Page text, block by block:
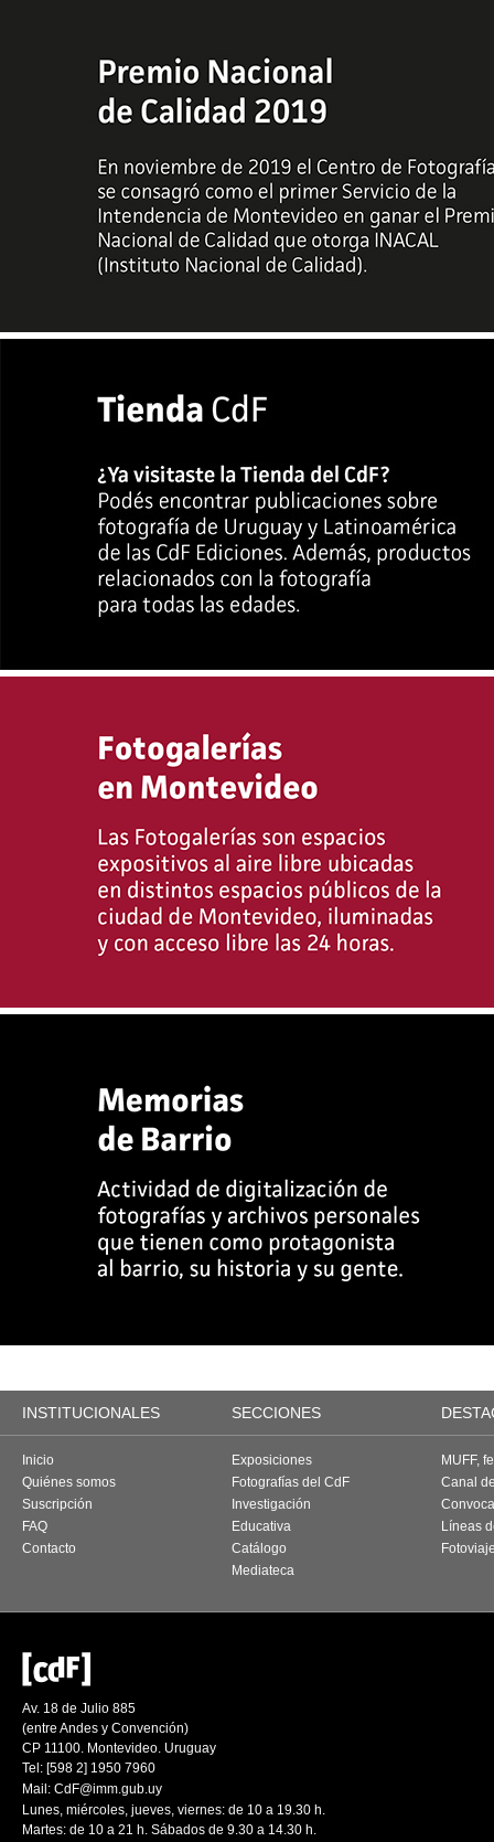
INSTITUCIONALES SECCIONES
Inicio
Quiénes somos
Suscripción
FAQ
Contacto
Exposiciones
Fotografías del CdF
Investigación
Educativa
Catálogo
Mediateca
MUFF,
Canal
Líneas
Av. 18 de Julio 885
(entre Andes y Convención)
CP 11100. Montevideo. Uruguay
Tel: [598 2] 1950 7960
Mail: CdF@imm.gub.uy
Lunes, miércoles, jueves, viernes: de 10 a 19.30 h.
Martes: de 10 a 21 h. Sábados de 9.30 a 14.30 h.